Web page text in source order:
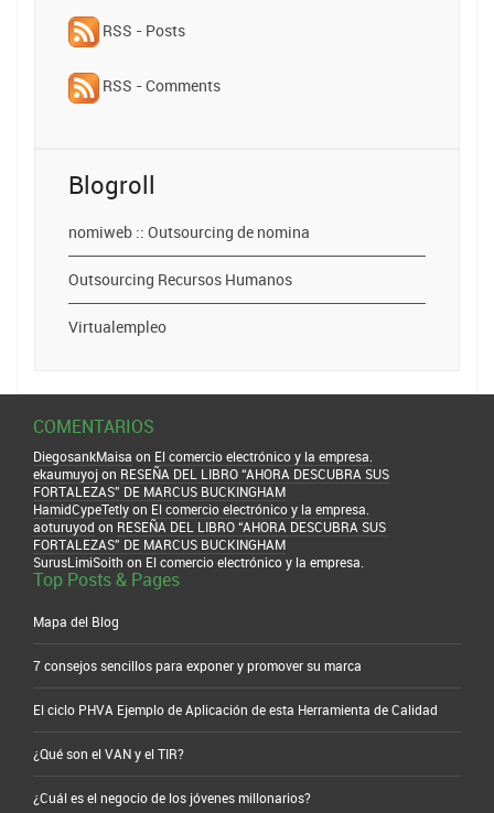
RSS - Posts
RSS - Comments
Blogroll
nomiweb :: Outsourcing de nomina
Outsourcing Recursos Humanos
Virtualempleo
COMENTARIOS
DiegosankMaisa on El comercio electrónico y la empresa.
ekaumuyojon RESEÑA DEL LIBRO “AHORA DESCUBRA SUS
FORTALEZAS” DE MARCUS BUCKINGHAM
HamidCypeTetlyon El comercio electrónico y la empresa.
aoturuyod on RESEÑA DEL LIBRO “AHORA DESCUBRA SUS
FORTALEZAS” DE MARCUS BUCKINGHAM
SurusLimiSoith on El comercio electrónico y la empresa.
Top Posts & Pages
Mapa del Blog
7 consejos sencillos para exponer y promover su marca
El ciclo PHVA Ejemplo de Aplicación de esta Herramienta de Calidad
¿Qué son el VAN y el TIR?
¿Cuál es el negocio de los jóvenes millonarios?